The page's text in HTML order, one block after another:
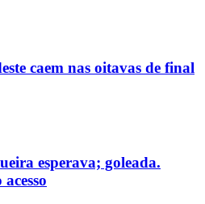
caem nas oitavas de final
esperava; goleada.